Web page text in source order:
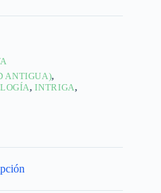
ANTIGUA),
,INTRIGA,